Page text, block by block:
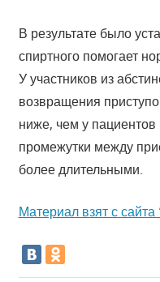
В результате было
спиртного помогает
У участников из
возвращения
ниже, чем у пациентов
промежутки между
более длительными.
Материал взят с